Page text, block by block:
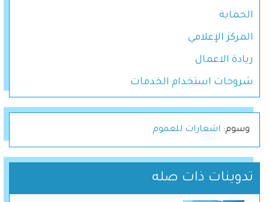
الحماية
المركز الإعلامي
ريادة الاعمال
شروحات استخدام الخدمات
وسوم: اشعارات للعموم
تدوينات ذات صله